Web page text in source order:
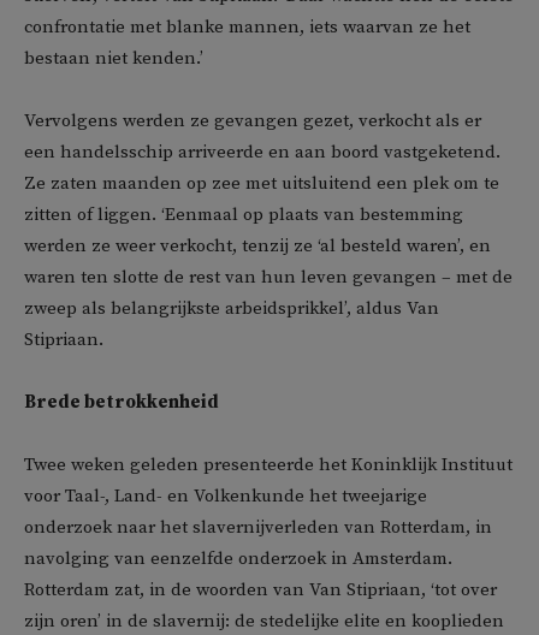
confrontatie met blanke mannen, iets waarvan ze het
bestaan niet kenden.’
Vervolgens werden ze gevangen gezet, verkocht als er
een handelsschip arriveerde en aan boord vastgeketend.
Ze zaten maanden op zee met uitsluitend een plek om te
zitten of liggen. ‘Eenmaal op plaats van bestemming
werden ze weer verkocht, tenzij ze ‘al besteld waren’, en
waren ten slotte de rest van hun leven gevangen – met de
zweep als belangrijkste arbeidsprikkel’, aldus Van
Stipriaan.
Brede betrokkenheid
Twee weken geleden presenteerde het Koninklijk Instituut
voor Taal-, Land- en Volkenkunde het tweejarige
onderzoek naar het slavernijverleden van Rotterdam, in
navolging van eenzelfde onderzoek in Amsterdam.
Rotterdam zat, in de woorden van Van Stipriaan, ‘tot over
zijn oren’ in de slavernij: de stedelijke elite en kooplieden